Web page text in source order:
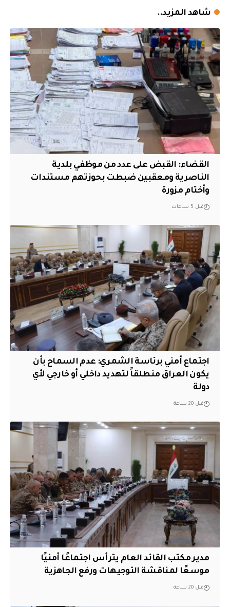
شاهد المزيد..
القضاء: القبض على عدد من موظفي بلدية
الناصرية ومعقبين ضبطت بحوزتهم مستندات
وأختام مزورة
قبل 5 ساعات
اجتماع أمني برئاسة الشمري: عدم السماح بأن
يكون العراق منطلقاً لتهديد داخلي أو خارجي لأي
دولة
قبل 20 ساعة
مدير مكتب القائد العام يترأس اجتماعًا أمنيًا
موسعًا لمناقشة التوجيهات ورفع الجاهزية
قبل 20 ساعة